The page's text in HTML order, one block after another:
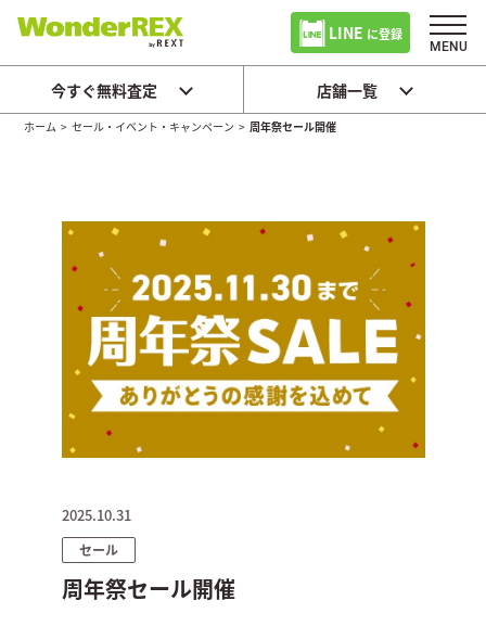
LINE に登録
今すぐ無料査定 店舗一覧
ホーム >セール・イベント・キャンペーン >周年祭セール開催
2025.10.31
セール
周年祭セール開催